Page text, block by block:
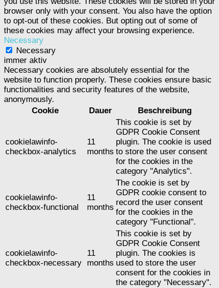
browser only with your consent. You also have the option
to opt-out of these cookies. But opting out of some of
these cookies may affect your browsing experience.
Necessary
Necessary
immer aktiv
Necessary cookies are absolutely essential for the
website to function properly. These cookies ensure basic
functionalities and security features of the website,
anonymously.
Cookie
Dauer Beschreibung
cookielawinfo-
checkbox-analytics
11
months
This cookie is set by
GDPR Cookie Consent
plugin. The cookie is used
to store the user consent
for the cookies in the
category "Analytics".
cookielawinfo-
checkbox-functional
11
months
The cookie is set by
GDPR cookie consent to
record the user consent
for the cookies in the
category "Functional".
cookielawinfo-
checkbox-necessary
11
months
This cookie is set by
GDPR Cookie Consent
plugin. The cookies is
used to store the user
consent for the cookies in
the category "Necessary".